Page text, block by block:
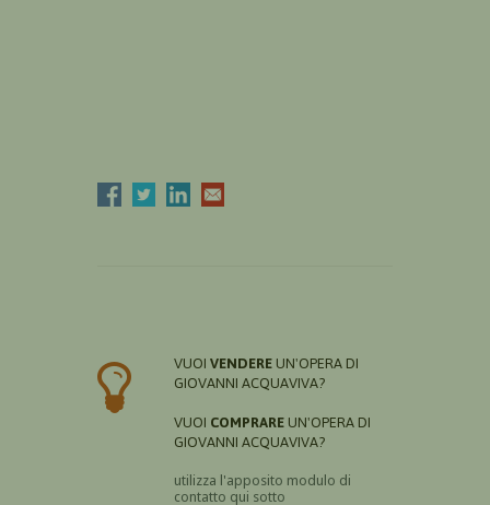
VUOI VENDERE UN'OPERA DI
GIOVANNI ACQUAVIVA?
VUOI COMPRARE UN'OPERA DI
GIOVANNI ACQUAVIVA?
utilizza l'apposito modulo di
contatto qui sotto